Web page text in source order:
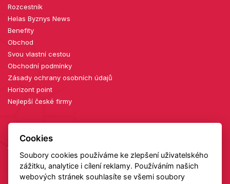
Rozcestník
Helas Byznys News
Benefity
Obchod
Svou vlastní cestou
Obchodní podmínky
Zásady ochrany osobních údajů
Horizont point
Nejlepší české firmy
AKTUÁLNÍ KONFERENCE
2026
Cookies
Soubory cookies používáme ke zlepšení uživatelského
zážitku, analytice i cílení reklamy. Používáním našich
webových stránek souhlasíte se všemi soubory